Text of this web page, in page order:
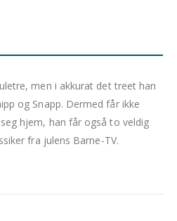
men i akkurat det treet han
og Snapp. Dermed får ikke
hjem, han får også to veldig
fra julens Barne-TV.